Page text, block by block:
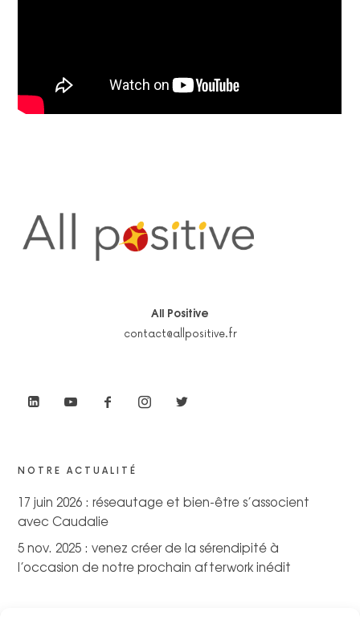
All Positive
contact@allpositive.fr
NOTRE ACTUALITÉ
17 juin 2026 : réseautage et bien-être s’associent
avec Caudalie
5 nov. 2025 : venez créer de la sérendipité à
l’occasion de notre prochain afterwork inédit